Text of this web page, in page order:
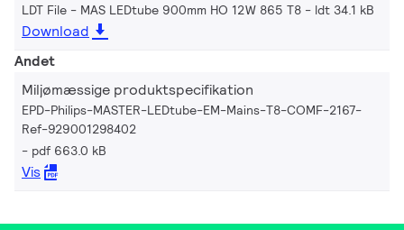
LDT File - MAS LEDtube 900mm HO 12W 865 T8 ldt 34.1 kB
Download
Andet
Miljømæssige produktspecifikation
EPD-Philips-MASTER-LEDtube-EM-Mains-T8-COMF-2167-
Ref-929001298402
pdf 663.0 kB
Vis